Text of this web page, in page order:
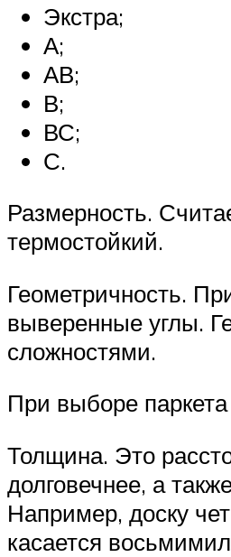
Экстра;
А;
АВ;
В;
ВС;
С.
Размерность.
термостойкий.
Геометричность.
выверенные углы.
сложностями.
При выборе
Толщина. Это
долговечнее, а
Например, доску
касается